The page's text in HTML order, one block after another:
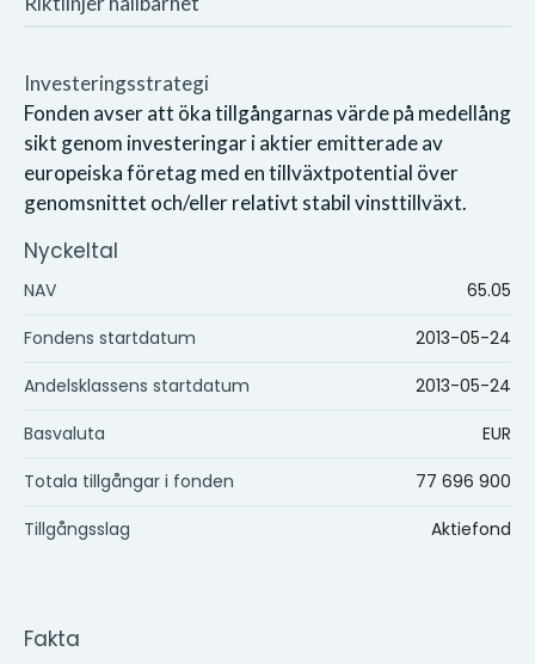
Investeringsstrategi
Fonden avser att öka tillgångarnas värde på medellång
sikt genom investeringar i aktier emitterade av
europeiska företag med en tillväxtpotential över
genomsnittet och/eller relativt stabil vinsttillväxt.
Nyckeltal
NAV 65.05
Fondens startdatum
2013-05-24
Andelsklassens startdatum
2013-05-24
Basvaluta
EUR
Totala tillgångar i fonden
77 696 900
Tillgångsslag
Aktiefond
Fakta